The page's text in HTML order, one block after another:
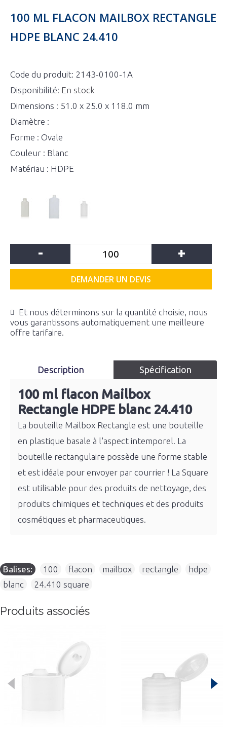
100 ML FLACON MAILBOX RECTANGLE
HDPE BLANC 24.410
Code du produit: 2143-0100-1A
Disponibilité: En stock
Dimensions : 51.0 x 25.0 x 118.0 mm
Diamètre :
Forme : Ovale
Couleur : Blanc
Matériau : HDPE
- +
DEMANDER UN DEVIS
Et nous déterminons sur la quantité choisie, nous
vous garantissons automatiquement une meilleure
offre tarifaire.
Description Spécification
100 ml flacon Mailbox
Rectangle HDPE blanc 24.410
La bouteille Mailbox Rectangle est une bouteille
en plastique basale à l'aspect intemporel. La
bouteille rectangulaire possède une forme stable
et est idéale pour envoyer par courrier ! La Square
est utilisable pour des produits de nettoyage, des
produits chimiques et techniques et des produits
cosmétiques et pharmaceutiques.
Balises: 100 flacon mailbox rectangle hdpe
blanc
24.410 square
Produits associés